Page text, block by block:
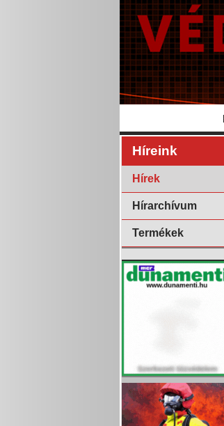
Híreink
Hírek
Hírarchívum
Termékek